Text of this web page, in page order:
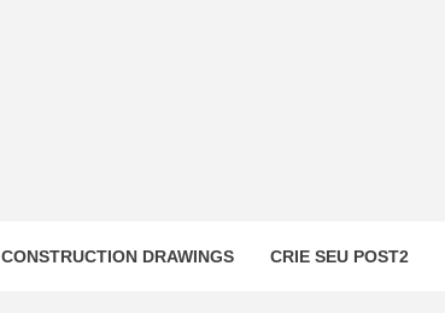
CONSTRUCTION DRAWINGS CRIE SEU POST2